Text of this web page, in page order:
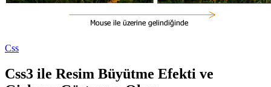
Css
Css3 ile Resim Büyütme Efekti ve